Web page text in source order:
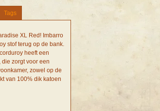
Tags
XL Red! Imbarro
stof terug op de bank.
heeft een
die zorgt voor een
zowel op de
van 100% dik katoen